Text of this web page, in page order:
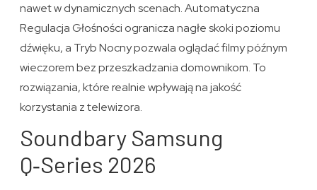
nawet w dynamicznych scenach. Automatyczna
Regulacja Głośności ogranicza nagłe skoki poziomu
dźwięku, a Tryb Nocny pozwala oglądać filmy późnym
wieczorem bez przeszkadzania domownikom. To
rozwiązania, które realnie wpływają na jakość
korzystania z telewizora.
Soundbary Samsung
Q‑Series 2026